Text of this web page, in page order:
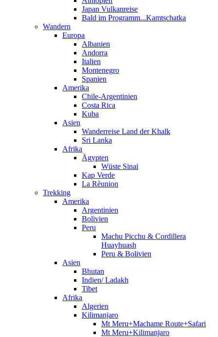
Japan Vulkanreise
Bald im Programm...Kamtschatka
Wandern
Europa
Albanien
Andorra
Italien
Montenegro
Spanien
Amerika
Chile-Argentinien
Costa Rica
Kuba
Asien
Wanderreise Land der Khalk
Sri Lanka
Afrika
Ägypten
Wüste Sinai
Kap Verde
La Rèunion
Trekking
Amerika
Argentinien
Bolivien
Peru
Machu Picchu & Cordillera
Huayhuash
Peru & Bolivien
Asien
Bhutan
Indien/ Ladakh
Tibet
Afrika
Algerien
Kilimanjaro
Mt Meru+Machame Route+Safari
Mt Meru+Kilimanjaro